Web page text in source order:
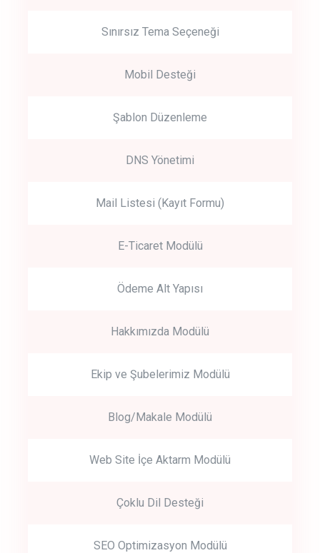
Sınırsız Tema Seçeneği
Mobil Desteği
Şablon Düzenleme
DNS Yönetimi
Mail Listesi (Kayıt Formu)
E-Ticaret Modülü
Ödeme Alt Yapısı
Hakkımızda Modülü
Ekip ve Şubelerimiz Modülü
Blog/Makale Modülü
Web Site İçe Aktarm Modülü
Çoklu Dil Desteği
SEO Optimizasyon Modülü